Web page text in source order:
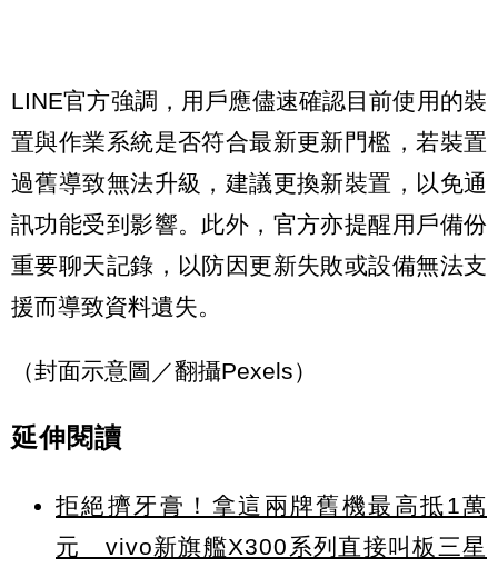
LINE官方強調，用戶應儘速確認目前使用的裝
置與作業系統是否符合最新更新門檻，若裝置
過舊導致無法升級，建議更換新裝置，以免通
訊功能受到影響。此外，官方亦提醒用戶備份
重要聊天記錄，以防因更新失敗或設備無法支
援而導致資料遺失。
（封面示意圖／翻攝Pexels）
延伸閱讀
拒絕擠牙膏！拿這兩牌舊機最高抵1萬
元 vivo新旗艦X300系列直接叫板三星